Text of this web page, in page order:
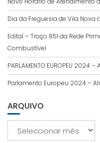
Dia da Freguesia de Vila Nova
Edital – Troço 851 da Rede
Combustível
PARLAMENTO EUROPEU 2024 –
Parlamento Europeu 2024 –
ARQUIVO